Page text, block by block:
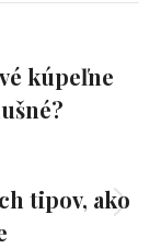
kúpeľne
tipov, ako